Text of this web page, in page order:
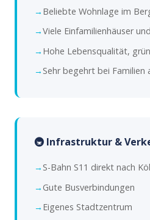
Beliebte Wohnlage im
Viele Einfamilienhäuser
Hohe Lebensqualität,
Sehr begehrt bei Familien
🚇 Infrastruktur &
S-Bahn S11 direkt nach
Gute Busverbindungen
Eigenes Stadtzentrum